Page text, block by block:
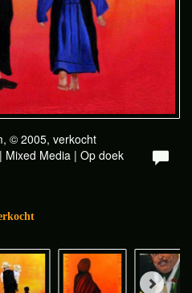
© 2005, verkocht
Mixed Media | Op doek